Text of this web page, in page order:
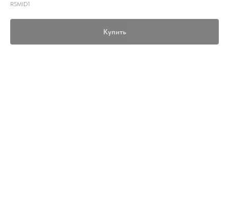
RSMID1
Купить